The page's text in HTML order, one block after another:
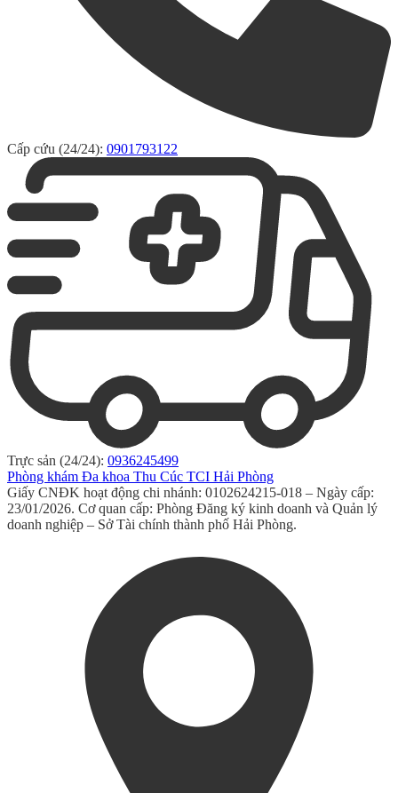
Cấp cứu (24/24): 0901793122
Trực sản (24/24): 0936245499
Phòng khám Đa khoa Thu Cúc TCI Hải Phòng
Giấy CNĐK hoạt động chi nhánh: 0102624215-018 – Ngày cấp:
23/01/2026. Cơ quan cấp: Phòng Đăng ký kinh doanh và Quản lý
doanh nghiệp – Sở Tài chính thành phố Hải Phòng.